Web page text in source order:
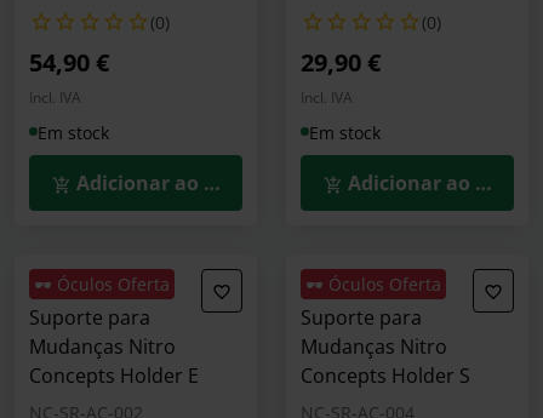
(0)
54,90 €
Incl. IVA
Em stock
Adicionar ao Carrinho
(0)
29,90 €
Incl. IVA
Em stock
Adicionar ao
🕶️ Óculos Oferta
Suporte para
Mudanças Nitro
Concepts Holder E
NC-SR-AC-002
🕶️ Óculos Oferta
Suporte para
Mudanças Nitro
Concepts Holder S
NC-SR-AC-004